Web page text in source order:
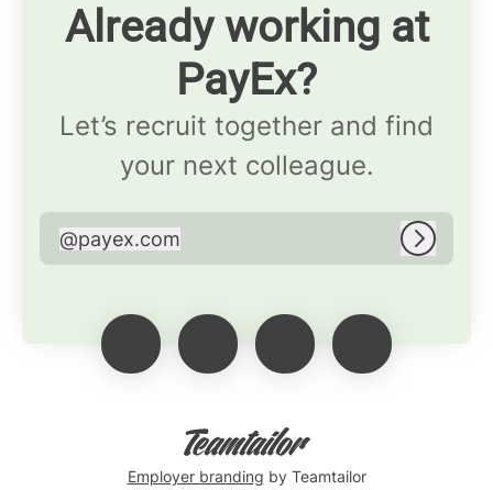
Already working at
PayEx?
Let’s recruit together and find
your next colleague.
payex.com
@payex.com Log in
Employer branding by Teamtailor